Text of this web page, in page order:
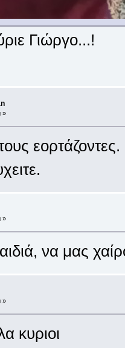
Γιώργο...!
»
εορτάζοντες.
»
να μας
»
κυριοι